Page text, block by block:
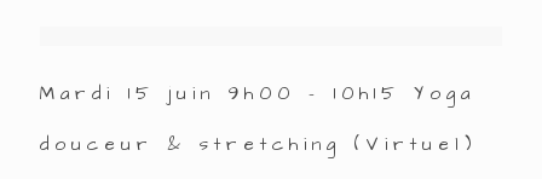
Mardi 15 juin 9h00 – 10h15 Yoga
douceur & stretching (Virtuel)